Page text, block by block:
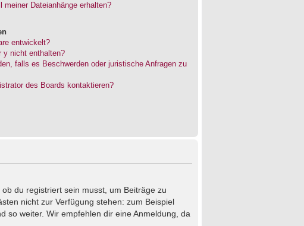
meiner Dateianhänge erhalten?
entwickelt?
y nicht enthalten?
falls es Beschwerden oder juristische Anfragen zu
des Boards kontaktieren?
du registriert sein musst, um Beiträge zu
nicht zur Verfügung stehen: zum Beispiel
so weiter. Wir empfehlen dir eine Anmeldung, da